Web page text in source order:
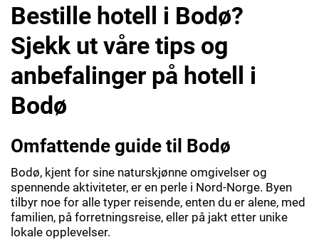
Bestille hotell i Bodø?
Sjekk ut våre tips og
anbefalinger på hotell i
Bodø
Omfattende guide til Bodø
Bodø, kjent for sine naturskjønne omgivelser og
spennende aktiviteter, er en perle i Nord-Norge. Byen
tilbyr noe for alle typer reisende, enten du er alene, med
familien, på forretningsreise, eller på jakt etter unike
lokale opplevelser.